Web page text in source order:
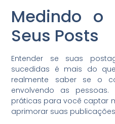
Medindo o
Seus Posts
Entender se suas
sucedidas é mais do
realmente saber se o
envolvendo as
práticas para você captar
aprimorar suas